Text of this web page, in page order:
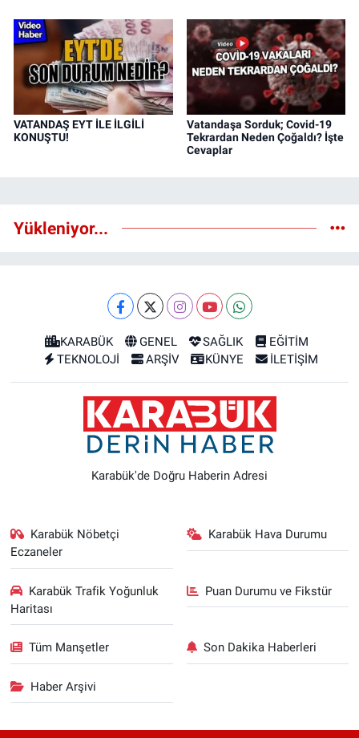
VATANDAŞ EYT İLE İLGİLİ
KONUŞTU!
Vatandaşa Sorduk; Covid-19
Tekrardan Neden Çoğaldı? İşte
Cevaplar
Yükleniyor...
KARABÜK GENEL SAĞLIK
EĞİTİM
TEKNOLOJİ
ARŞİV KÜNYE İLETİŞİM
Karabük'de Doğru Haberin Adresi
Karabük Nöbetçi
Eczaneler
Karabük Hava Durumu
Karabük Trafik Yoğunluk
Haritası
Puan Durumu ve Fikstür
Tüm Manşetler Son Dakika Haberleri
Haber Arşivi